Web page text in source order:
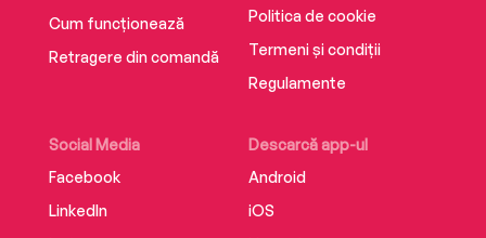
Cum funcționează
Retragere din comandă
Social Media
Facebook
LinkedIn
Descarcă app-ul
Android
iOS
Politica de cookie
Termeni și condiții
Regulamente